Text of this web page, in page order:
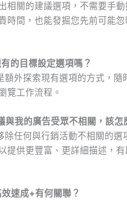
相關的建議選項，不需要手
時間，也能發掘您先前可能
的目標設定選項嗎？
額外探索現有選項的方式，隨
覽工作流程。
與我的廣告受眾不相關，該怎
除任何與行銷活動不相關的選
提供更豐富、更詳細描述，
速成+有何關聯？